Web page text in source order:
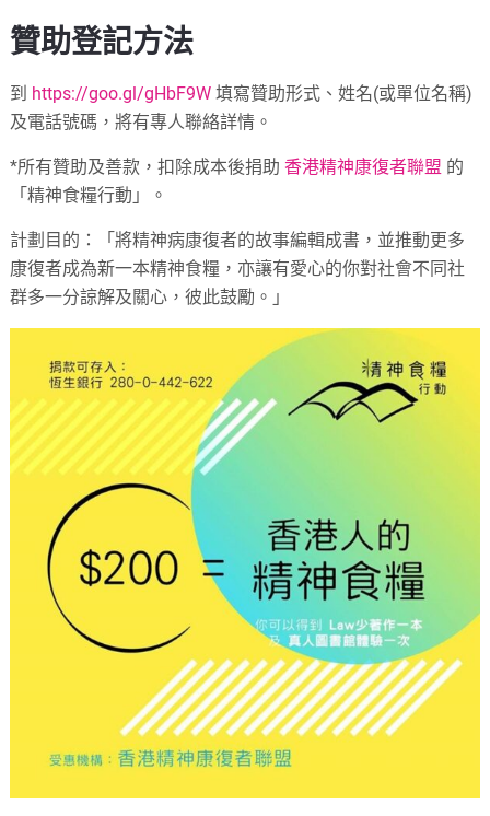
贊助登記方法
到 https://goo.gl/gHbF9W 填寫贊助形式、姓名(或單位名稱)
及電話號碼，將有專人聯絡詳情。
*所有贊助及善款，扣除成本後捐助香港精神康復者聯盟 的
「精神食糧行動」。
計劃目的：「將精神病康復者的故事編輯成書，並推動更多
康復者成為新一本精神食糧，亦讓有愛心的你對社會不同社
群多一分諒解及關心，彼此鼓勵。」